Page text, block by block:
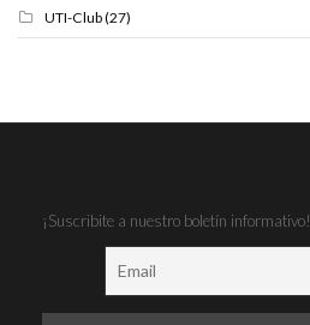
UTI-Club(27)
¡Suscribite a nuestro boletín informativo!